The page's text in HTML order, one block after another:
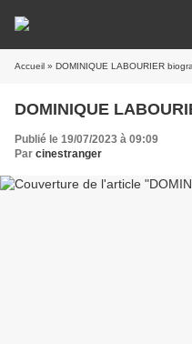
Accueil » DOMINIQUE LABOURIER
DOMINIQUE
Publié le 19/07/2023 à 09:09
Par cinestranger